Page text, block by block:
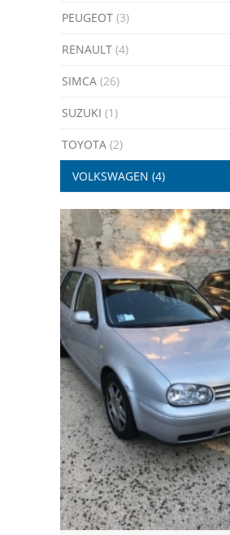
PEUGEOT (3)
RENAULT (4)
SIMCA (26)
SUZUKI (1)
TOYOTA (2)
VOLKSWAGEN (4)